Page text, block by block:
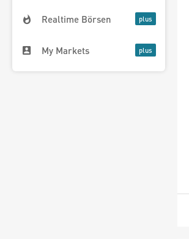
Realtime Börsen
My Markets